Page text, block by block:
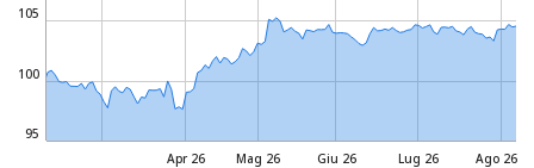
Mag 26 Lug 26
Apr 26 Giu 26 Ago 26
95
100
105